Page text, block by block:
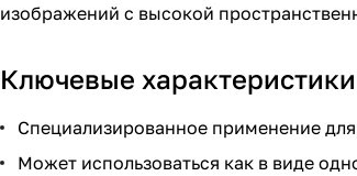
изображений с высокой
Ключевые характеристики
Специализированное применение
Может использоваться как в виде